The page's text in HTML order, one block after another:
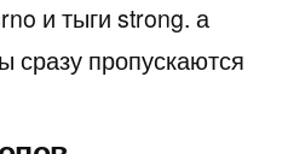
и тыги strong. а
сразу пропускаются